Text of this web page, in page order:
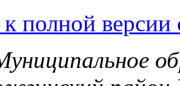
полной версии